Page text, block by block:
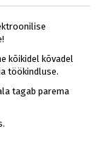
kõikidel kõvadel
töökindluse.
tagab parema